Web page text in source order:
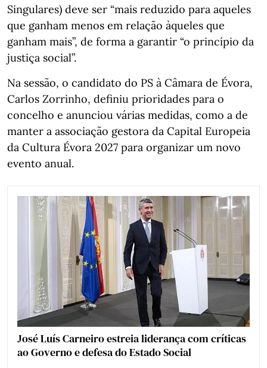
Singulares) deve ser “mais reduzido para aqueles
que ganham menos em relação àqueles que
ganham mais”, de forma a garantir “o princípio da
justiça social”.
Na sessão, o candidato do PS à Câmara de Évora,
Carlos Zorrinho, definiu prioridades para o
concelho e anunciou várias medidas, como a de
manter a associação gestora da Capital Europeia
da Cultura Évora 2027 para organizar um novo
evento anual.
José Luís Carneiro estreia liderança com críticas
ao Governo e defesa do Estado Social